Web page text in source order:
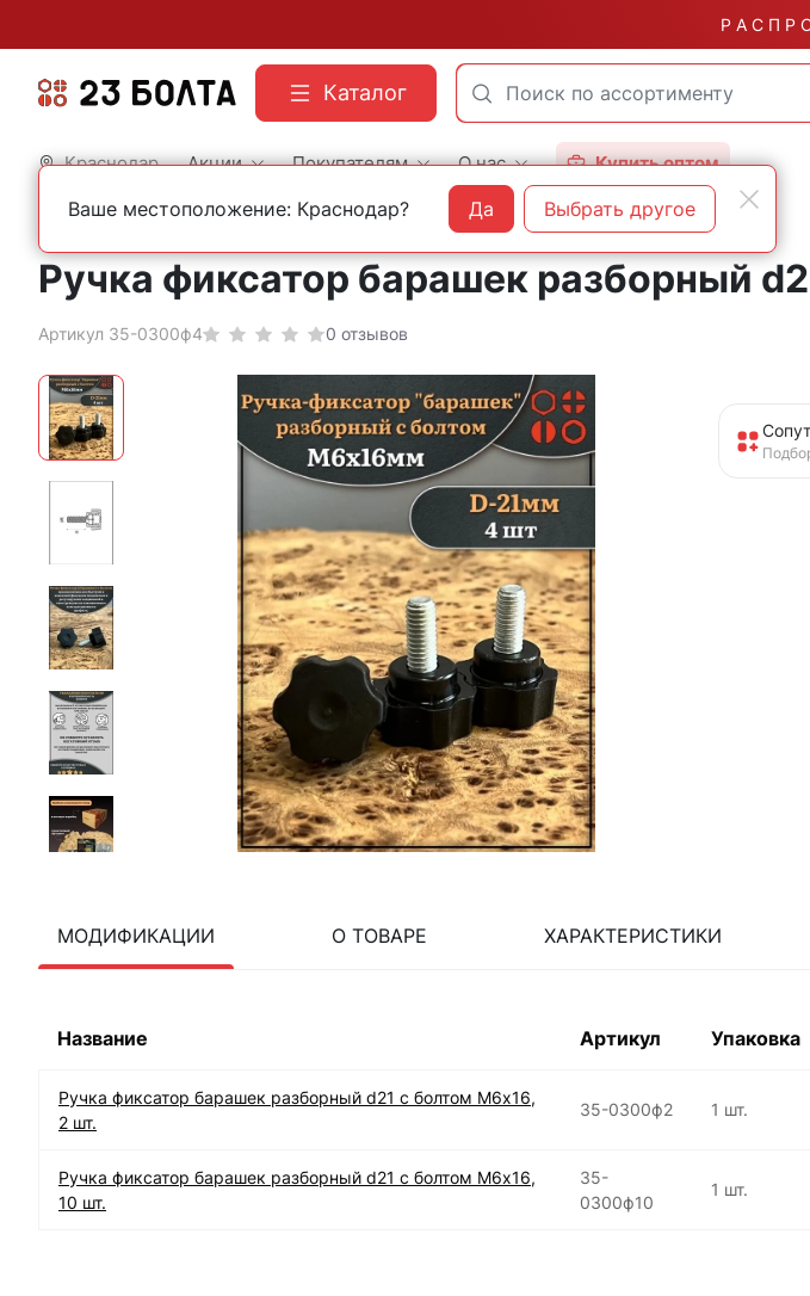
Р А С П Р
Каталог
Краснодар Акции Покупателям О нас Купить оптом
Главная Фасованный крепеж Мебельный крепеж
Ручка фиксатор барашек разборный
Артикул 35-0300ф4 0 отзывов
МОДИФИКАЦИИ О ТОВАРЕ ХАРАКТЕРИСТИКИ
Название Артикул Упаковка
Ручка фиксатор барашек разборный d21 с болтом М6х16,
2 шт.
35-0300ф2 1 шт.
Ручка фиксатор барашек разборный d21 с болтом М6х16,
10 шт.
35-
0300ф10
1 шт.
Ваше местоположение: Краснодар? Да Выбрать другое